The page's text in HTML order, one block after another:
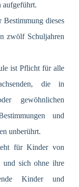
aufgeführt.
dieses
zwölf Schuljahren
ist Pflicht für alle
die in
gewöhnlichen
und
unberührt.
für Kinder von
und sich ohne ihre
Kinder und